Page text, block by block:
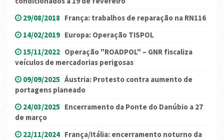
29/08/2018 França: trabalhos de reparação na RN116
14/02/2019 Europa: Operação TISPOL
15/11/2022 Operação "ROADPOL" – GNR fiscaliza
veículos de mercadorias perigosas
09/09/2025 Áustria: Protesto contra aumento de
portagens planeado
24/03/2025 Encerramento da Ponte do Danúbio a 27
de março
22/11/2024 França/Itália: encerramento noturno da